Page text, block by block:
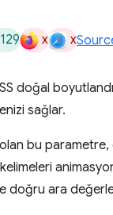
129 x x
doğal
sağlar.
olan bu parametre,
kelimeleri
doğru ara